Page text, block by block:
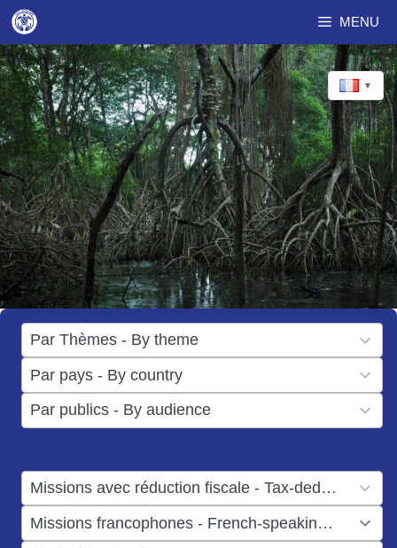
Aller
au
contenu
MENU
▼
Par Thèmes - By theme
17
results
available
Par pays - By country
50
results
available
Par publics - By audience
results
Missions avec réduction fiscale - Tax-deductible missions
result
available
Missions francophones - French-speaking missions
result